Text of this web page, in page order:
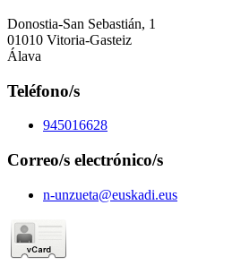
Donostia-San Sebastián, 1
01010 Vitoria-Gasteiz
Álava
Teléfono/s
945016628
Correo/s electrónico/s
n-unzueta@euskadi.eus